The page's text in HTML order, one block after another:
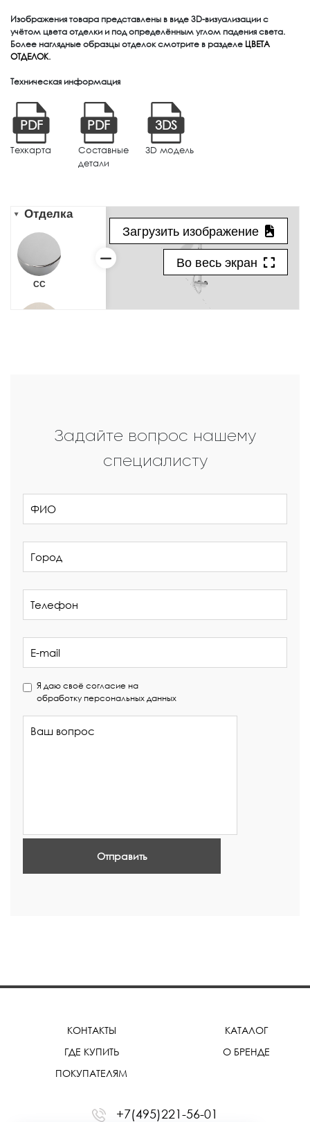
Изображения товара представлены в виде 3D-визуализации с
учётом цвета отделки и под определённым углом падения света.
Более наглядные образцы отделок смотрите в разделе ЦВЕТА
ОТДЕЛОК.
Техническая информация
PDF
Техкарта
PDF
Составные
детали
3DS
3D модель
Задайте вопрос нашему
специалисту
Я даю своё согласие на
обработку персональных данных
Отправить
КОНТАКТЫ
ГДЕ КУПИТЬ
ПОКУПАТЕЛЯМ
КАТАЛОГ
О БРЕНДЕ
+7(495)221-56-01